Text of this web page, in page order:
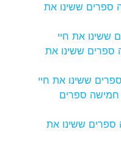
ספרים ששינו את
ששינו את חיי
ספרים ששינו את
ששינו את חיי
חמישה ספרים
ספרים ששינו את